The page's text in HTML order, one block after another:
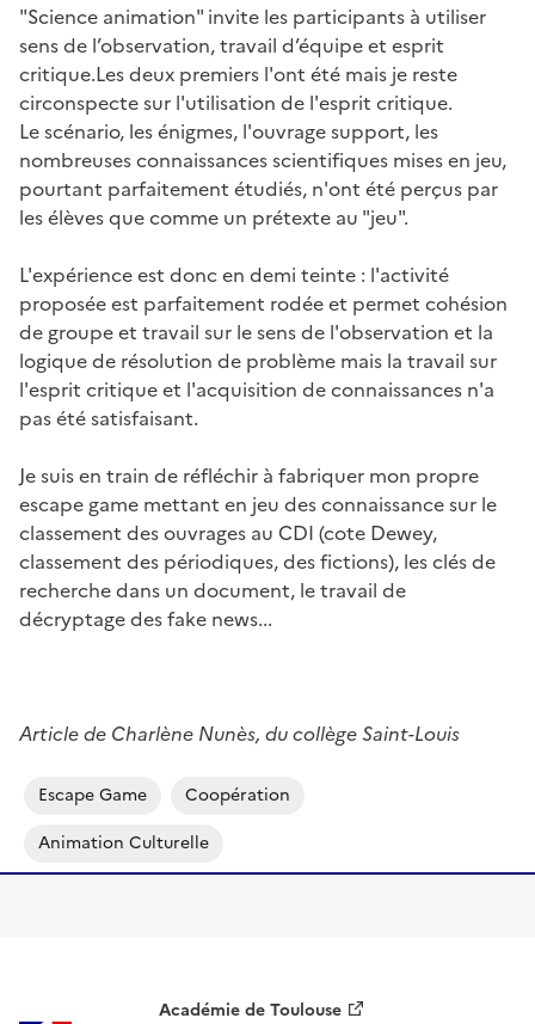
"Science animation" invite les participants à utiliser
sens de l’observation, travail d’équipe et esprit
critique.Les deux premiers l'ont été mais je reste
circonspecte sur l'utilisation de l'esprit critique.
Le scénario, les énigmes, l'ouvrage support, les
nombreuses connaissances scientifiques mises en jeu,
pourtant parfaitement étudiés, n'ont été perçus par
les élèves que comme un prétexte au "jeu".
L'expérience est donc en demi teinte : l'activité
proposée est parfaitement rodée et permet cohésion
de groupe et travail sur le sens de l'observation et la
logique de résolution de problème mais la travail sur
l'esprit critique et l'acquisition de connaissances n'a
pas été satisfaisant.
Je suis en train de réfléchir à fabriquer mon propre
escape game mettant en jeu des connaissance sur le
classement des ouvrages au CDI (cote Dewey,
classement des périodiques, des fictions), les clés de
recherche dans un document, le travail de
décryptage des fake news...
Article de Charlène Nunès, du collège Saint-Louis
Escape Game
Coopération
Animation Culturelle
Académie de Toulouse